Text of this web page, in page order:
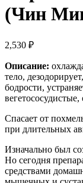
(Чин
2,530 ₽
Описание:
тело,
бодрости,
Спасает от
при длительных
Изначально был
Но сегодня
средствами